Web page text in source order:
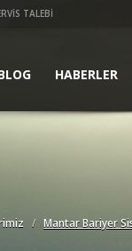
TALEBİ
HABERLER
Mantar Bariyer